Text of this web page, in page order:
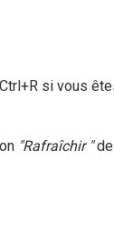
si vous
"Rafraîchir "de